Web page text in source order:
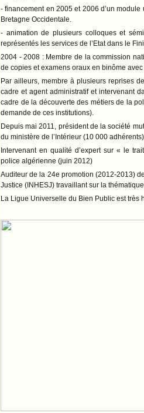
- financement en 2005 et 2006 d’un
Bretagne Occidentale.
- animation de plusieurs colloques et
représentés les services de l’Etat dans le
2004 - 2008 : Membre de la commission
de copies et examens oraux en binôme
Par ailleurs, membre à plusieurs reprises
cadre et agent administratif et intervenant
cadre de la découverte des métiers de la
demande de ces institutions).
Depuis mai 2011, président de la société
du ministère de l’Intérieur (10 000
Intervenant en qualité d’expert sur « le
police algérienne (juin 2012)
Auditeur de la 24e promotion (2012-2013)
Justice (INHESJ) travaillant sur la
La Ligue Universelle du Bien Public est très